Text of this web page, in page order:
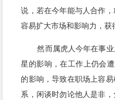
说，若在今年能与人合作
容易扩大市场和影响力，获
然而属虎人今年在事
星的影响，在工作上仍会
的影响，导致在职场上容
系，闲谈时勿论他人是非